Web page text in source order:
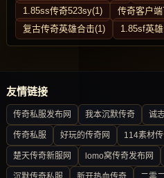
1.85ss传奇523sy(1)
传奇客户
复古传奇英雄合击(1)
1.85sf英
友情链接
传奇私服发布网 我本沉默传奇 诚
传奇私服 好玩的传奇网 114素材传
楚天传奇新服网 lomo窝传奇发布网